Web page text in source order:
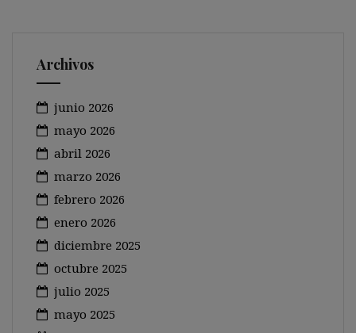
Archivos
junio 2026
mayo 2026
abril 2026
marzo 2026
febrero 2026
enero 2026
diciembre 2025
octubre 2025
julio 2025
mayo 2025